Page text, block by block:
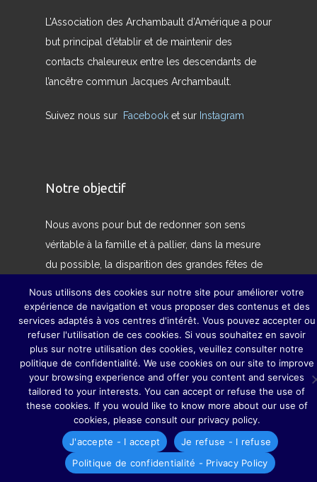
L’Association des Archambault d’Amérique a pour
but principal d’établir et de maintenir des
contacts chaleureux entre les descendants de
l’ancêtre commun Jacques Archambault.
Suivez nous sur Facebook et sur Instagram
Notre objectif
Nous avons pour but de redonner son sens
véritable à la famille et à pallier, dans la mesure
du possible, la disparition des grandes fêtes de
parents, sœurs, frères, oncles, tantes, cousins et
cousines ne se perdaient guère de vue.
Nous utilisons des cookies sur notre site pour améliorer votre
expérience de navigation et vous proposer des contenus et des
services adaptés à vos centres d'intérêt. Vous pouvez accepter ou
refuser l'utilisation de ces cookies. Si vous souhaitez en savoir
plus sur notre utilisation des cookies, veuillez consulter notre
politique de confidentialité. We use cookies on our site to improve
your browsing experience and offer you content and services
tailored to your interests. You can accept or refuse the use of
these cookies. If you would like to know more about our use of
cookies, please consult our privacy policy.
J'accepte - I accept
Je refuse - I refuse
Politique de confidentialité - Privacy Policy